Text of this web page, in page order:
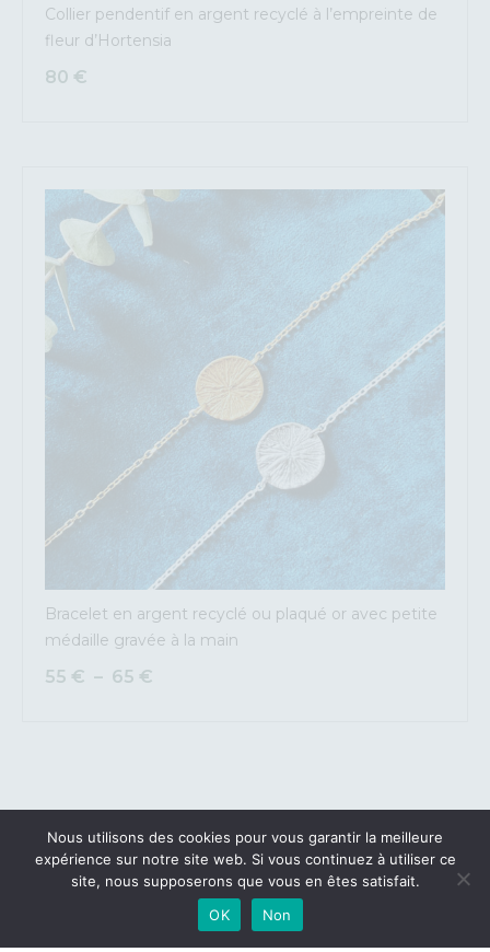
Collier pendentif en argent recyclé à l’empreinte de
fleur d’Hortensia
80 €
Bracelet en argent recyclé ou plaqué or avec petite
médaille gravée à la main
55 € – 65 €
MON COMPTE
POLITIQUE DE CONFIDENTIALITÉ
Nous utilisons des cookies pour vous garantir la meilleure
expérience sur notre site web. Si vous continuez à utiliser ce
site, nous supposerons que vous en êtes satisfait.
OK
Non